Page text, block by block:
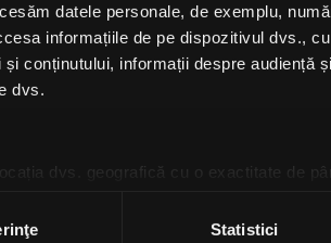
datele personale, de exemplu,
informațiile de pe dispozitivul dvs.,
conținutului, informații despre audiență
dvs.
dvs. geografică cu o exactitate de
datelor dvs. personale și configurați-vă
Statistici